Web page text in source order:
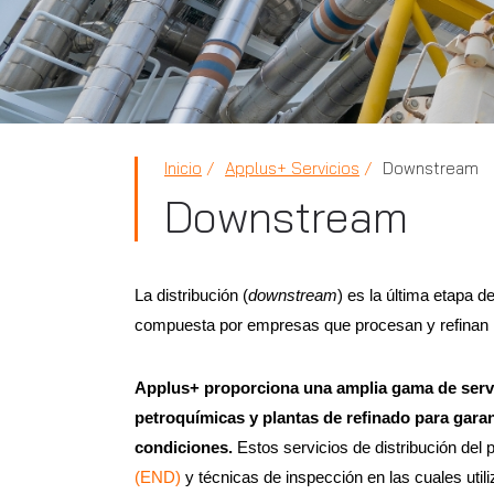
Inicio Applus+ Servicios Downstream
Downstream
La distribución (downstream) es la última etapa
compuesta por empresas que procesan y
Applus+ proporciona una amplia gama de
petroquímicas y plantas de refinado para
condiciones. Estos servicios de distribución del
(END) y técnicas de inspección en las cuales